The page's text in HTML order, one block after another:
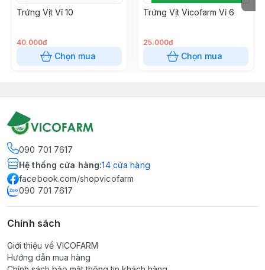
Trứng Vịt Vĩ 10
40.000đ
Chọn mua
Trứng Vịt Vicofarm Vỉ 6
25.000đ
Chọn mua
090 701 7617
Hệ thống cửa hàng:14 cửa hàng
facebook.com/shopvicofarm
090 701 7617
Chính sách
Giới thiệu về VICOFARM
Hướng dẫn mua hàng